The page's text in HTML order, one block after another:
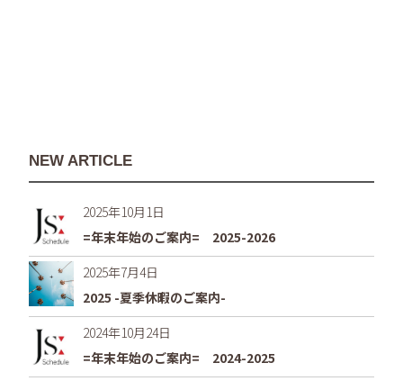
NEW ARTICLE
2025年10月1日
=年末年始のご案内= 2025-2026
2025年7月4日
2025 -夏季休暇のご案内-
2024年10月24日
=年末年始のご案内= 2024-2025